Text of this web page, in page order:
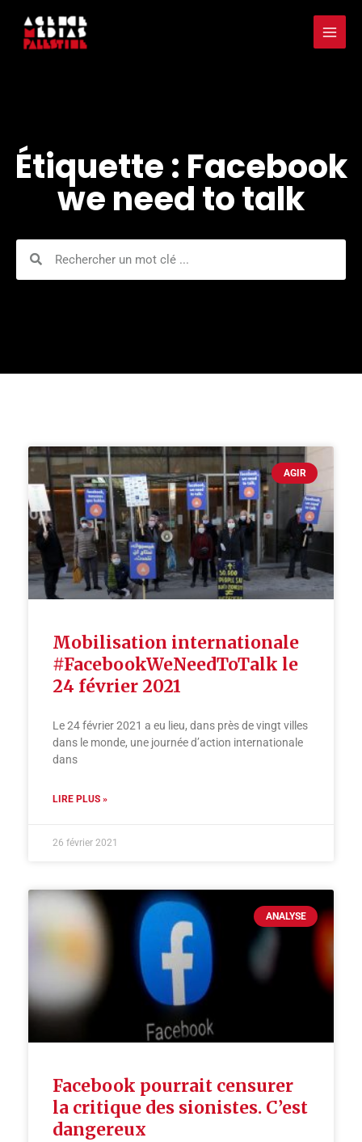
contenu
Étiquette : Facebook
we need to talk
AGIR
Mobilisation internationale
#FacebookWeNeedToTalk le
24 février 2021
Le 24 février 2021 a eu lieu, dans près de vingt villes
dans le monde, une journée d’action internationale
dans
LIRE PLUS »
26 février 2021
ANALYSE
Facebook pourrait censurer
la critique des sionistes. C’est
dangereux